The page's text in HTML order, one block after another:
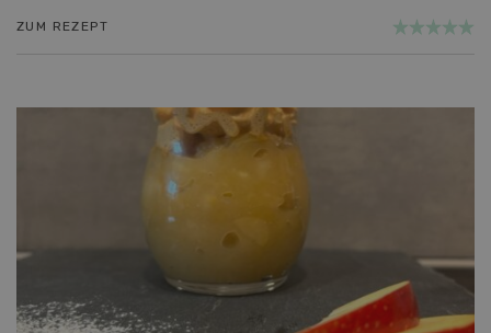
ZUM REZEPT